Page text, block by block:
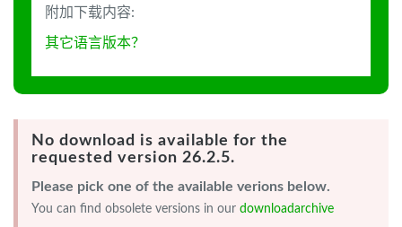
附加下载内容:
其它语言版本？
No download is available for the
requested version 26.2.5.
Please pick one of the available verions below.
You can find obsolete versions in our downloadarchive